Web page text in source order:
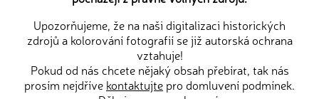
Upozorňujeme, že na naši digitalizaci historických
zdrojů a kolorování fotografií se již autorská ochrana
vztahuje!
Pokud od nás chcete nějaký obsah přebírat, tak nás
prosím nejdříve kontaktujte pro domluvení podmínek.